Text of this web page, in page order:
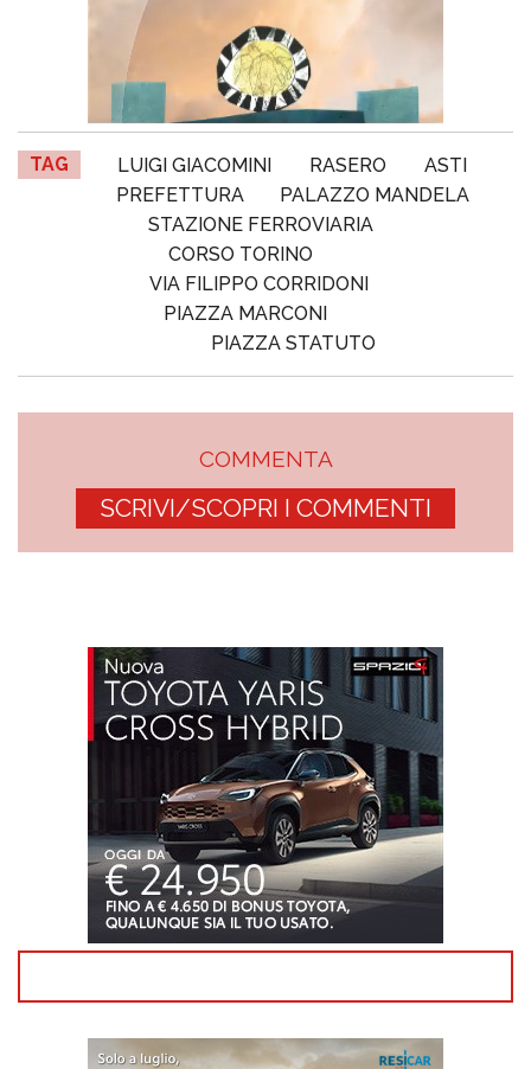
TAG LUIGI GIACOMINI RASERO
ASTI
PREFETTURA
PALAZZO MANDELA
STAZIONE FERROVIARIA
CORSO TORINO
VIA FILIPPO CORRIDONI
PIAZZA MARCONI
PIAZZA STATUTO
COMMENTA
SCRIVI/SCOPRI I COMMENTI